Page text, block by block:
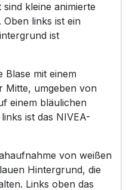
kleine animierte
links ist ein
ist
Blase mit einem
Mitte, umgeben von
einem bläulichen
ist das NIVEA-
von weißen
Hintergrund, die
Links oben das